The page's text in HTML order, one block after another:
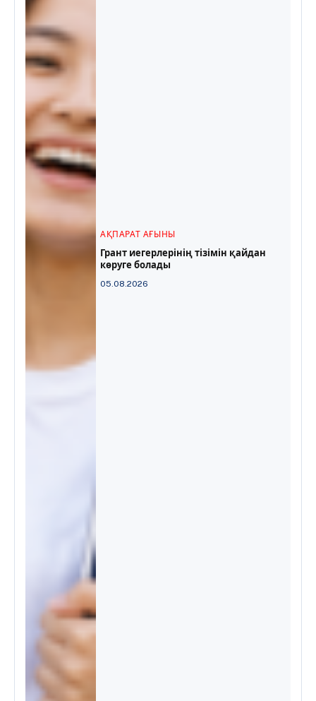
АҚПАРАТ АҒЫНЫ
Грант иегерлерінің тізімін қайдан
көруге болады
05.08.2026